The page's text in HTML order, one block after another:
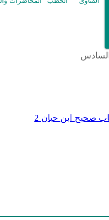
صحيح ابن حبان 2